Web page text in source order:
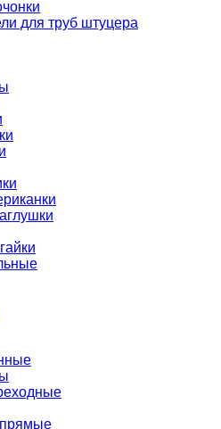
для труб штуцера
прямые